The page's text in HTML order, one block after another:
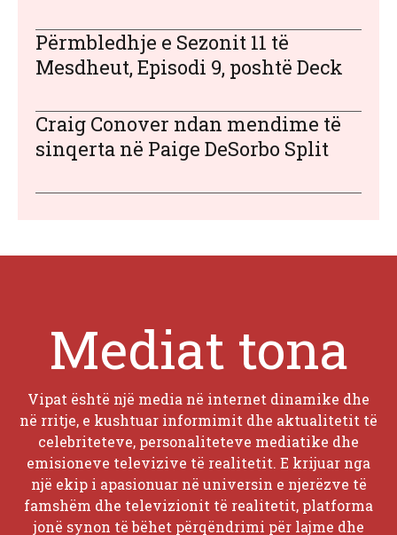
Përmbledhje e Sezonit 11 të
Mesdheut, Episodi 9, poshtë Deck
Craig Conover ndan mendime të
sinqerta në Paige DeSorbo Split
Mediat tona
Vipat është një media në internet dinamike dhe
në rritje, e kushtuar informimit dhe aktualitetit të
celebriteteve, personaliteteve mediatike dhe
emisioneve televizive të realitetit. E krijuar nga
një ekip i apasionuar në universin e njerëzve të
famshëm dhe televizionit të realitetit, platforma
jonë synon të bëhet përqëndrimi për lajme dhe